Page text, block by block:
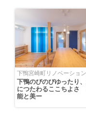
下鴨宮崎町リノベーション
下鴨のびのびゆったり
につたわるここちよさ
能と美ー